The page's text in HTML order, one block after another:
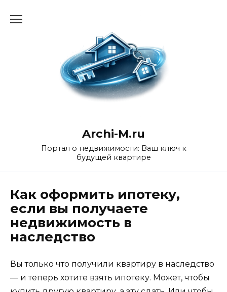
Archi-M.ru
Портал о недвижимости: Ваш ключ к
будущей квартире
Как оформить ипотеку,
если вы получаете
недвижимость в
наследство
Вы только что получили квартиру в наследство
— и теперь хотите взять ипотеку. Может, чтобы